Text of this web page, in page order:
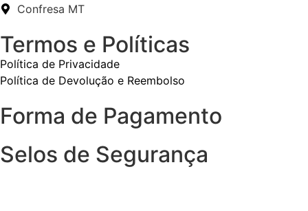
Confresa MT
Termos e Políticas
Política de Privacidade
Política de Devolução e Reembolso
Forma de Pagamento
Selos de Segurança